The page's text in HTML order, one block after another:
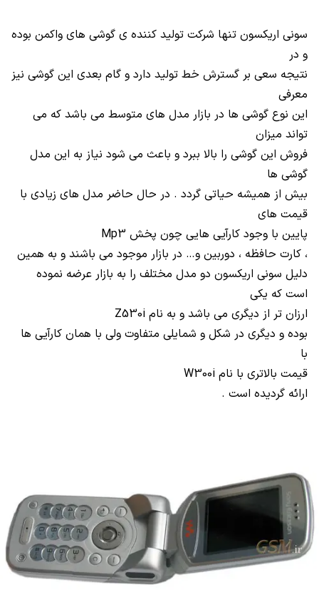
سونی اریکسون تنها شرکت تولید کننده ی گوشی های واکمن بوده
و در
نتیجه سعی بر گسترش خط تولید دارد و گام بعدی این گوشی نیز
معرفی
این نوع گوشی ها در بازار مدل های متوسط می باشد که می
تواند میزان
فروش این گوشی را بالا ببرد و باعث می شود نیاز به این مدل
گوشی ها
بیش از همیشه حیاتی گردد . در حال حاضر مدل های زیادی با
قیمت های
پایین با وجود کارآیی هایی چون پخش Mp3
، کارت حافظه ، دوربین و… در بازار موجود می باشند و به همین
دلیل سونی اریکسون دو مدل مختلف را به بازار عرضه نموده
است که یکی
ارزان تر از دیگری می باشد و به نام Z530i
بوده و دیگری در شکل و شمایلی متفاوت ولی با همان کارآیی ها
با
قیمت بالاتری با نام W300i
ارائه گردیده است .